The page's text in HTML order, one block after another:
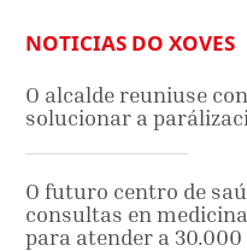
NOTICIAS DO XOVES
O alcalde reuniuse
solucionar a
O futuro centro de
consultas en
para atender a